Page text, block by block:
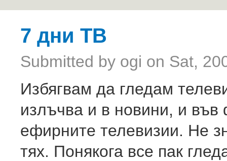
7 дни ТВ
Submitted by ogi on Sat,
Избягвам да гледам
излъчва и в новини, и
ефирните телевизии. Не
тях. Понякога все пак